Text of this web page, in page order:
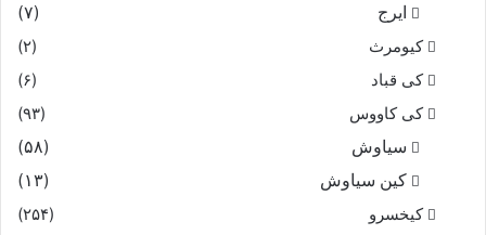
ایرج
(۷)
کیومرث
(۲)
کی قباد
(۶)
کی کاووس
(۹۳)
سیاوش
(۵۸)
کین سیاوش
(۱۳)
کیخسرو
(۲۵۴)